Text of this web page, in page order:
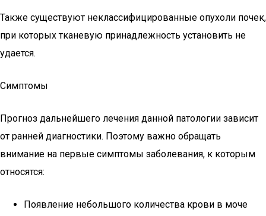
Также существуют неклассифицированные опухоли почек,
при которых тканевую принадлежность установить не
удается.
Симптомы
Прогноз дальнейшего лечения данной патологии зависит
от ранней диагностики. Поэтому важно обращать
внимание на первые симптомы заболевания, к которым
относятся:
Появление небольшого количества крови в моче